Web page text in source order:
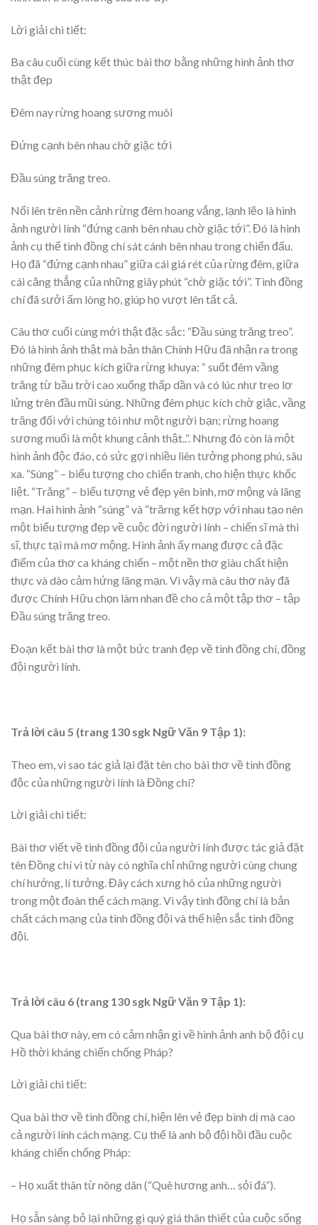
Lời giải chi tiết:
Ba câu cuối cùng kết thúc bài thơ bằng những hình ảnh thơ
thật đẹp
Đêm nay rừng hoang sương muôi
Đứng cạnh bên nhau chờ giặc tới
Đầu súng trăng treo.
Nổi lên trên nền cảnh rừng đêm hoang vắng, lạnh lẽo là hình
ảnh người lính “đứng cạnh bên nhau chờ giặc tới”. Đó là hình
ảnh cụ thể tình đồng chí sát cánh bên nhau trong chiến đấu.
Họ đã “đứng cạnh nhau” giữa cái giá rét của rừng đêm, giữa
cái căng thẳng của những giây phút “chờ giặc tới”. Tình đồng
chí đã sưởi ấm lòng họ, giúp họ vượt lên tất cả.
Câu thơ cuối cùng mới thật đặc sắc: “Đầu súng trăng treo”.
Đó là hình ảnh thật mà bản thân Chính Hữu đã nhận ra trong
những đêm phục kích giữa rừng khuya: “ suốt đêm vầng
trăng từ bầu trời cao xuống thấp dần và có lúc như treo lơ
lửng trên đầu mũi súng. Những đêm phục kích chờ giặc, vầng
trăng đối với chúng tôi như một người bạn; rừng hoang
sương muối là một khung cảnh thật..”. Nhưng đó còn là một
hình ảnh độc đáo, có sức gợi nhiều liên tưởng phong phú, sâu
xa. “Súng” – biểu tượng cho chiến tranh, cho hiện thực khốc
liệt. “Trăng” – biểu tượng vẻ đẹp yên bình, mơ mộng và lãng
mạn. Hai hình ảnh “súng” và “trărng kết hợp với nhau tạo nên
một biểu tượng đẹp về cuộc đời người lính – chiến sĩ mà thi
sĩ, thực tại mà mơ mộng. Hình ảnh ấy mang được cả đặc
điểm của thơ ca kháng chiến – một nền thơ giàu chất hiện
thực và dào cảm hứng lãng mạn. Vì vậy mà câu thơ này đã
được Chính Hữu chọn làm nhan đề cho cả một tập thơ – tập
Đầu súng trăng treo.
Đoạn kết bài thơ là một bức tranh đẹp về tình đồng chí, đồng
đội người lính.
Trả lời câu 5 (trang 130 sgk Ngữ Văn 9 Tập 1):
Theo em, vì sao tác giả lại đặt tên cho bài thơ về tình đồng
độc của những người lính là Đồng chí?
Lời giải chi tiết:
Bài thơ viết về tình đồng đội của người lính được tác giả đặt
tên Đồng chí vì từ này có nghĩa chỉ những người cùng chung
chí hướng, lí tưởng. Đây cách xưng hô của những người
trong một đoàn thể cách mạng. Vì vậy tình đồng chí là bản
chất cách mạng của tình đồng đội và thể hiện sắc tình đồng
đội.
Trả lời câu 6 (trang 130 sgk Ngữ Văn 9 Tập 1):
Qua bài thơ này, em có cảm nhận gì về hình ảnh anh bộ đội cụ
Hồ thời kháng chiến chống Pháp?
Lời giải chi tiết:
Qua bài thơ về tình đồng chí, hiện lên vẻ đẹp bình dị mà cao
cả người lính cách mạng. Cụ thế là anh bộ đội hồi đầu cuộc
kháng chiến chống Pháp:
– Họ xuất thân từ nông dân (“Quê hương anh… sỏi đá”).
Họ sẵn sàng bỏ lại những gì quý giá thân thiết của cuộc sống